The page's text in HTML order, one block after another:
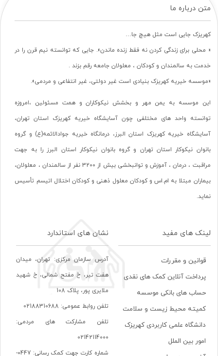
متن درباره ما
کهریزک جایی است مثل هیچ جا…
« محلی برای زندگی کردن نه فقط زنده ماندن». جایی که توانسته نیم قرن را در
خدمت به سالمندان و کودکان ، معلولان جامعه رقم بزند .
«موسسه خیریه کهریزک بنیادی است غیر دولتی، غیر انتفاعی و مردمی».
این موسسه به یمن مهر و بخشش نیکوکاران و همت مسئولین ،امروزه
توانسته واحد های مختلفی چون آسایشگاه خیریه کهریزک استان تهران،
آسایشگاه خیریه کهریزک استان البرز، درمانگاه خیریه جوادالائمه(ع) و گروه
بانوان نیکوکار استان تهران و گروه بانوان نیکوکار استان البرز را به جهت
مراقبت ، درمان ، آموزش و توانبخشی بیش از 3200 نفر از سالمندان ، معلولان،
بیماران مبتلا به ام.اس و کودکان معلول ذهنی و کودکان اختلال اتیسم تأسیس
نماید.
لینک های مفید
قوانین و مقررات
پرداخت آنلاین کمک های نقدی
حساب های بانکی موسسه
کمیته محیط زیست و سلامت
دانشگاه علمی کاربردی کهریزک
امور بین الملل
نشان های استاندارد
آدرس سازمان مرکزی: تهران، ميدان
هفت تير، خ مفتح شمالی، خ شهيد
ملايری پور، پلاک 108
تلفن روابط عمومی: 02188310688
تلفن مشارکت های مردمی:
02142114000
شماره کارت جهت کمک رسانی: 0447-